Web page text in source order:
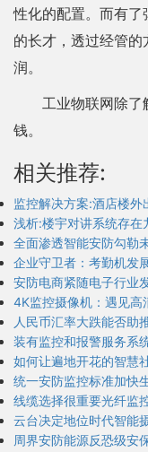
性化的配置。而有
的长才，透过经管
润。
工业物联网除了
钱。
相关推荐:
监控解决方案:酒店楼外
浅析:楼宇对讲系统存在
全面渗透智能安防勾勒
企业守卫者：考勤机发
安防电商紧随电子行业
4K监控摄像机：遇见高
人民币汇率大跌能否助
装有监控和报警服务系
如何让遍地开花的智慧
统一安防监控标准加快
线缆选择很重要光纤监
云台决定地位时代智能
周界安防能源反恐级安